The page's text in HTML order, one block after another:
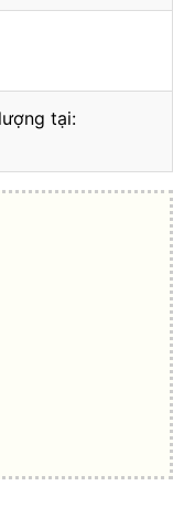
tại: